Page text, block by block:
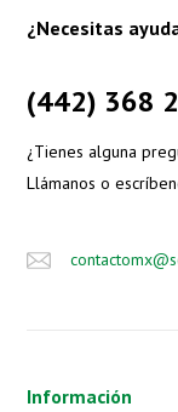
¿Necesitas
(442) 368
¿Tienes alguna
Llámanos o
Información